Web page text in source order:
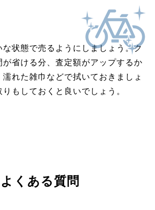
な状態で売るようにしましょう。ク
が省ける分、査定額がアップするか
濡れた雑巾などで拭いておきましょ
もしておくと良いでしょう。
よくある質問